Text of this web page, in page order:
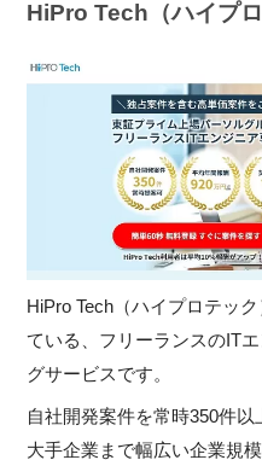
HiPro Tech（ハイプロ
HiPro Tech（ハイプロテッ
ている、フリーランスのIT
グサービスです。
自社開発案件を常時350件
大手企業まで幅広い企業規